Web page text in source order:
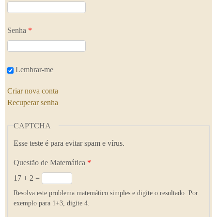
Senha *
Lembrar-me
Criar nova conta
Recuperar senha
CAPTCHA
Esse teste é para evitar spam e vírus.
Questão de Matemática *
17 + 2 =
Resolva este problema matemático simples e digite o resultado. Por
exemplo para 1+3, digite 4.